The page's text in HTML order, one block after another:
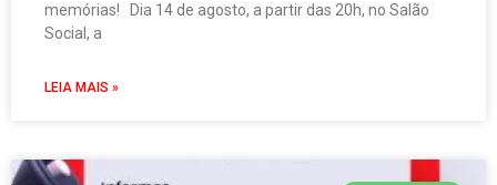
memórias! Dia 14 de agosto, a partir das 20h, no Salão
Social, a
LEIA MAIS »